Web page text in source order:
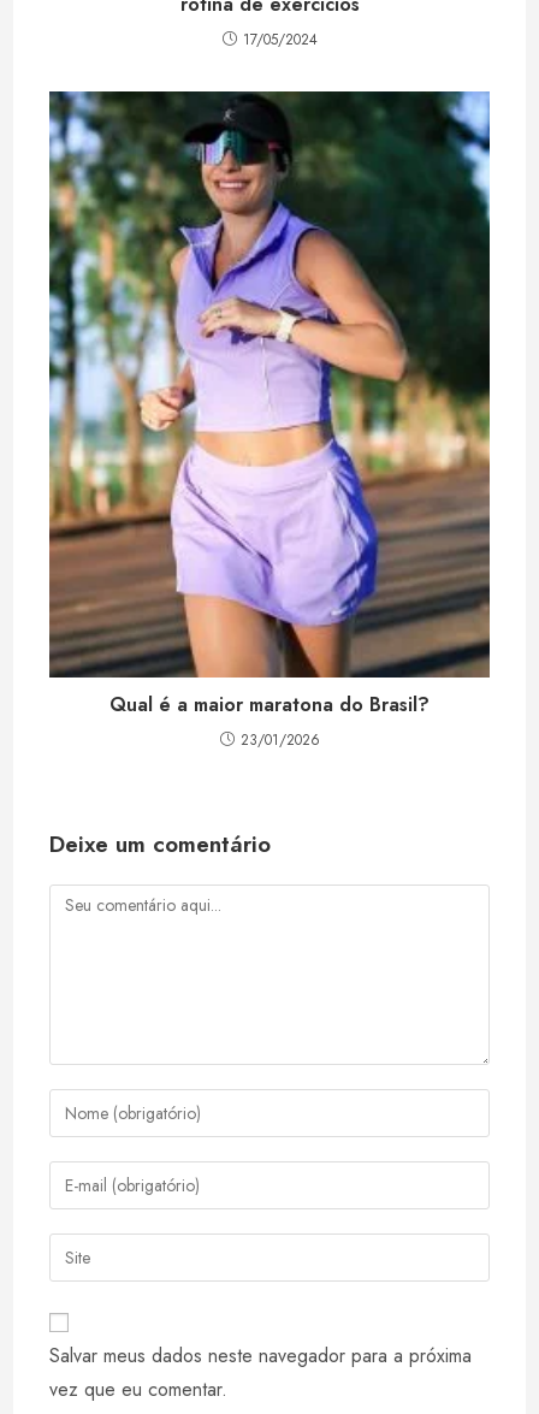
17/05/2024
Qual é a maior maratona do Brasil?
23/01/2026
Deixe um comentário
Comentário
Digite
seu
nome
ou
de
usuário
para
comentar
Digite
seu
endereço
de
mail
para
comentar
Digite
o
URL
do
seu
site
Salvar meus dados neste navegador para a próxima
vez que eu comentar.